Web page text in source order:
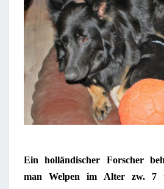
Ein holländischer Forscher
man Welpen im Alter zw. 7